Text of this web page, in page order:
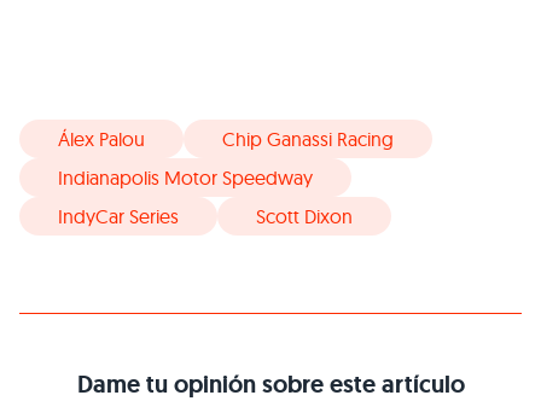
Álex Palou
Chip Ganassi Racing
Indianapolis Motor Speedway
IndyCar Series
Scott Dixon
Dame tu opinión sobre este artículo